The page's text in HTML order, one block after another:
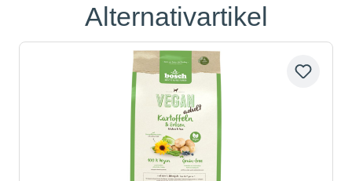
Produktgalerie überspringen
Alternativartikel